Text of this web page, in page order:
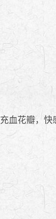
血花瓣，快